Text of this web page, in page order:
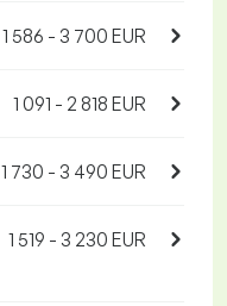
1 586 - 3 700 EUR
1 091 - 2 818 EUR
1 730 - 3 490 EUR
1 519 - 3 230 EUR